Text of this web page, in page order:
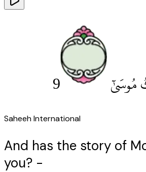
مُوسَىٰٓ 9
Saheeh International
And has the story of
you? -